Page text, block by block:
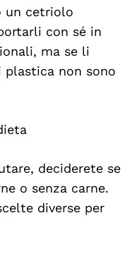
un cetriolo
con sé in
ma se li
non sono
deciderete se
o senza carne.
diverse per